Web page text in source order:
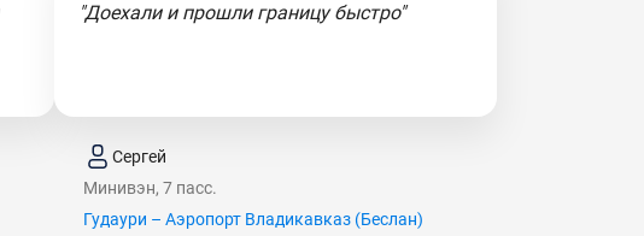
"Доехали и прошли границу быстро"
Сергей
Минивэн, 7 пасс.
Гудаури – Аэропорт Владикавказ (Беслан)